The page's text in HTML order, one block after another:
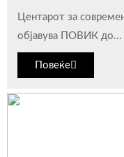
Центарот за
објавува ПОВИК до...
Повеќе